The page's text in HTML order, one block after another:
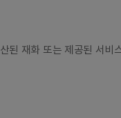
된 재화 또는 제공된 서비